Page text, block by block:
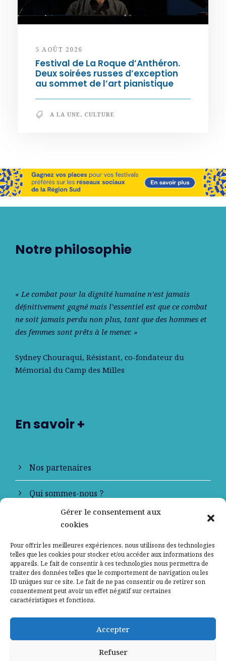
Gérer le consentement aux
cookies
Pour offrir les meilleures expériences, nous utilisons des technologies
telles que les cookies pour stocker et/ou accéder aux informations des
appareils. Le fait de consentir à ces technologies nous permettra de
traiter des données telles que le comportement de navigation ou les
ID uniques sur ce site. Le fait de ne pas consentir ou de retirer son
consentement peut avoir un effet négatif sur certaines
caractéristiques et fonctions.
Accepter
Refuser
5 AOÛT 2026
Festival de La Roque d’Anthéron.
Deux soirées russes d’exception
au sommet de l’art pianistique
A LA UNE, CULTURE
Notre philosophie
« Le combat pour la dignité humaine n’est jamais
déﬁnitivement gagné mais l’essentiel est que ce combat
ne soit jamais perdu non plus, tant que des hommes et
des femmes sont prêts à le mener. »
Sydney Chouraqui, Résistant, co-fondateur du
Mémorial du Camp des Milles
En savoir +
Nos partenaires
Qui sommes-nous ?
Contactez-nous
Mentions légales
Politique de confidentialité